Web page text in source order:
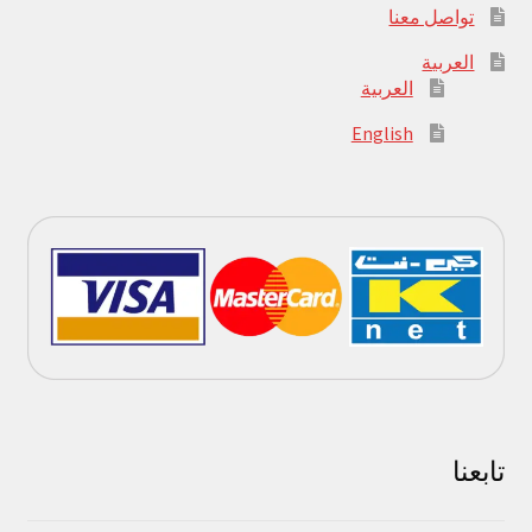
تواصل معنا
العربية
العربية
English
تابعنا